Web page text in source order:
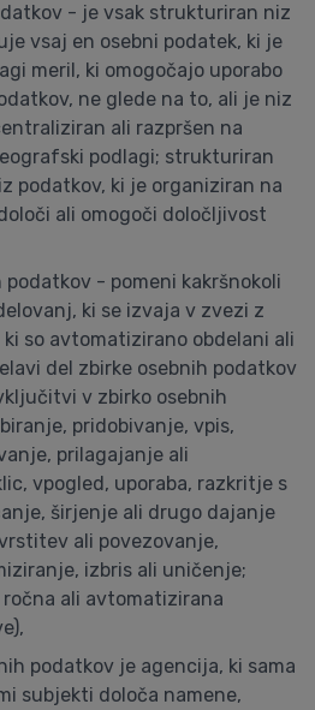
- je vsak strukturiran niz
vsaj en osebni podatek, ki je
meril, ki omogočajo uporabo
ne glede na to, ali je niz
ali razpršen na
podlagi; strukturiran
podatkov, ki je organiziran na
ali omogoči določljivost
podatkov - pomeni kakršnokoli
ki se izvaja v zvezi z
so avtomatizirano obdelani ali
del zbirke osebnih podatkov
v zbirko osebnih
pridobivanje, vpis,
prilagajanje ali
vpogled, uporaba, razkritje s
širjenje ali drugo dajanje
ali povezovanje,
izbris ali uničenje;
ročna ali avtomatizirana
podatkov je agencija, ki sama
subjekti določa namene,